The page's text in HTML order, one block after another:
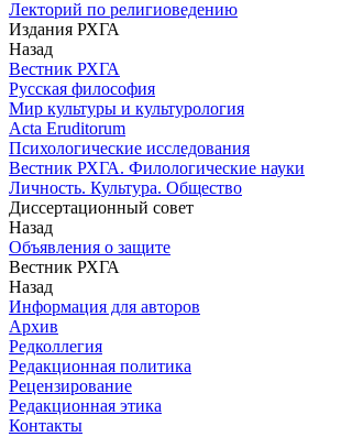
Лекторий по религиоведению
Издания РХГА
Назад
Вестник РХГА
Русская философия
Мир культуры и культурология
Acta Eruditorum
Психологические исследования
Вестник РХГА. Филологические науки
Личность. Культура. Общество
Диссертационный совет
Назад
Объявления о защите
Вестник РХГА
Назад
Информация для авторов
Архив
Редколлегия
Редакционная политика
Рецензирование
Редакционная этика
Контакты